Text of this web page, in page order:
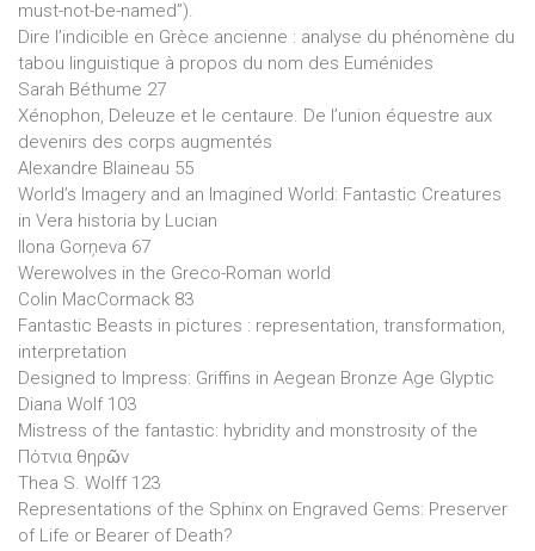
must-not-be-named’’).
Dire l’indicible en Grèce ancienne : analyse du phénomène du
tabou linguistique à propos du nom des Euménides
Sarah Béthume 27
Xénophon, Deleuze et le centaure. De l’union équestre aux
devenirs des corps augmentés
Alexandre Blaineau 55
World’s Imagery and an Imagined World: Fantastic Creatures
in Vera historia by Lucian
Ilona Gorņeva 67
Werewolves in the Greco-Roman world
Colin MacCormack 83
Fantastic Beasts in pictures : representation, transformation,
interpretation
Designed to Impress: Griffins in Aegean Bronze Age Glyptic
Diana Wolf 103
Mistress of the fantastic: hybridity and monstrosity of the
Πότνια θηρῶν
Thea S. Wolff 123
Representations of the Sphinx on Engraved Gems: Preserver
of Life or Bearer of Death?